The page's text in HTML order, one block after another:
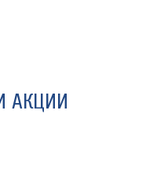
АКЦИИ